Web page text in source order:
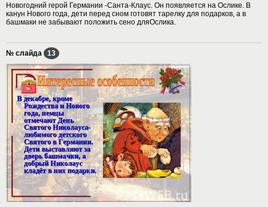
Новогодний герой Германии -Санта-Клаус. Он появляется на Ослике. В
канун Нового года, дети перед сном готовят тарелку для подарков, а в
башмаки не забывают положить сено дляОслика.
№ слайда 13